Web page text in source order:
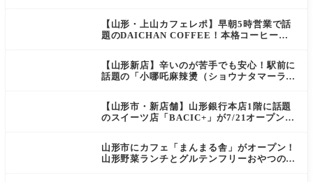
【山形・上山カフェレポ】早朝5時営業で話
題のDAICHAN COFFEE！本格コーヒーを
【山形新店】辛いのが苦手でも安心！駅前に
話題の「小哪吒麻辣燙（ショウナタマーラー
【山形市・新店舗】山形銀行本店1階に話題
のスイーツ店「BACIC+」が7/21オープン！
山形市にカフェ「まんまる舎」がオープン！
山形野菜ランチとグルテンフリーおやつの新